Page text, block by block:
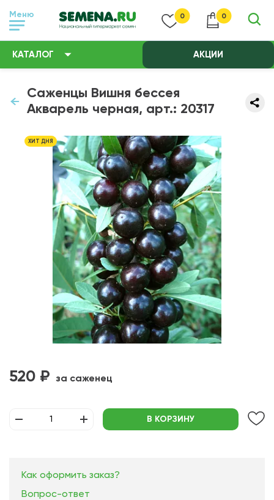
Меню 0 0
КАТАЛОГ АКЦИИ
Саженцы Вишня бессея
Акварель черная, арт.: 20317
ХИТ ДНЯ
520 ₽ за саженец
В КОРЗИНУ
Как оформить заказ?
Вопрос-ответ